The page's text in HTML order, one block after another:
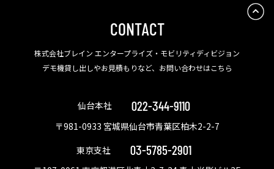
CONTACT
株式会社ブレイン エンタープライズ・モビリティディビジョン
デモ機貸し出しやお見積もりなど、お問い合わせはこちら
仙台本社 022-344-9110
〒981-0933 宮城県仙台市青葉区柏木2-2-7
東京支社
03-5785-2901